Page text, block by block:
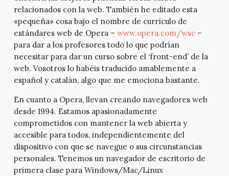
relacionados con la web. También he editado esta
«pequeña» cosa bajo el nombre de currículo de
estándares web de Opera – www.opera.com/wsc–
para dar a los profesores todo lo que podrían
necesitar para dar un curso sobre el ‘front-end’ de la
web. Vosotros lo habéis traducido amablemente a
español y catalán, algo que me emociona bastante.
En cuanto a Opera, llevan creando navegadores web
desde 1994. Estamos apasionadamente
comprometidos con mantener la web abierta y
accesible para todos, independientemente del
dispositivo con que se navegue o sus circunstancias
personales. Tenemos un navegador de escritorio de
primera clase para Windows/Mac/Linux